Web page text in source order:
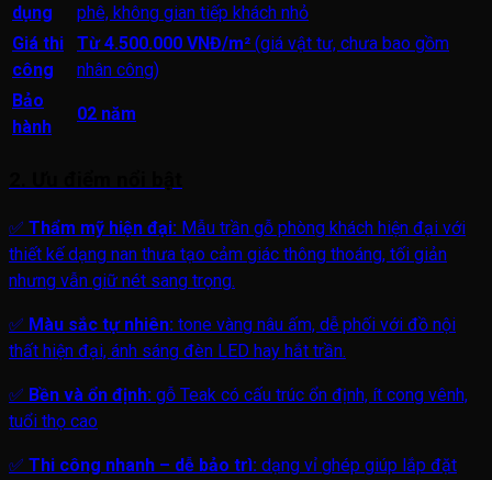
dụng
phê, không gian tiếp khách nhỏ
Giá thi
công
Từ 4.500.000 VNĐ/m² (giá vật tư, chưa bao gồm
nhân công)
Bảo
hành
02 năm
✅ Thẩm mỹ hiện đại: Mẫu trần gỗ phòng khách hiện đại với
thiết kế dạng nan thưa tạo cảm giác thông thoáng, tối giản
nhưng vẫn giữ nét sang trọng.
✅ Màu sắc tự nhiên: tone vàng nâu ấm, dễ phối với đồ nội
thất hiện đại, ánh sáng đèn LED hay hắt trần.
✅ Bền và ổn định: gỗ Teak có cấu trúc ổn định, ít cong vênh,
tuổi thọ cao
✅ Thi công nhanh – dễ bảo trì: dạng vỉ ghép giúp lắp đặt